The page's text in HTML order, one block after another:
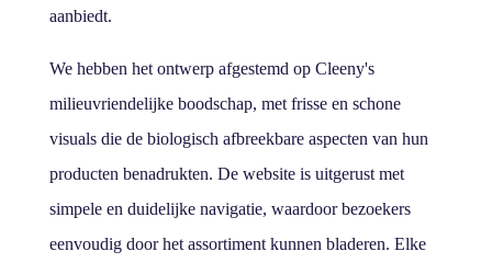
aanbiedt.
We hebben het ontwerp afgestemd op Cleeny's
milieuvriendelijke boodschap, met frisse en schone
visuals die de biologisch afbreekbare aspecten van hun
producten benadrukten. De website is uitgerust met
simpele en duidelijke navigatie, waardoor bezoekers
eenvoudig door het assortiment kunnen bladeren. Elke